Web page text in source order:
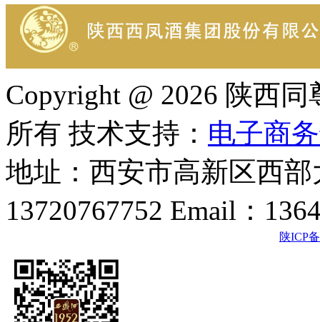
Copyright @ 2026 陕西
所有 技术支持： 电子商
地址：西安市高新区西
13720767752 Email：
陕ICP